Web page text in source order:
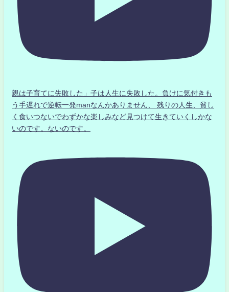
親は子育てに失敗した」子は人生に失敗した。負けに気付きも
う手遅れで逆転一発manなんかありません、 残りの人生、貧し
く食いつないでわずかな楽しみなど見つけて生きていくしかな
いのです。ないのです。